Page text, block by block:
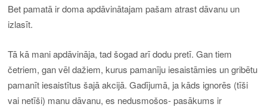
Bet pamatā ir doma apdāvinātajam pašam atrast dāvanu un
izlasīt.
Tā kā mani apdāvināja, tad šogad arī dodu pretī. Gan tiem
četriem, gan vēl dažiem, kurus pamanīju iesaistāmies un gribētu
pamanīt iesaistītus šajā akcijā. Gadījumā, ja kāds ignorēs (tīši
vai netīši) manu dāvanu, es nedusmošos- pasākums ir